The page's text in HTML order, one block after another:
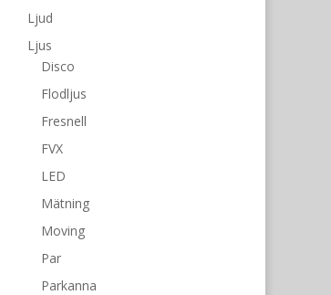
Ljud
Ljus
Disco
Flodljus
Fresnell
FVX
LED
Mätning
Moving
Par
Parkanna